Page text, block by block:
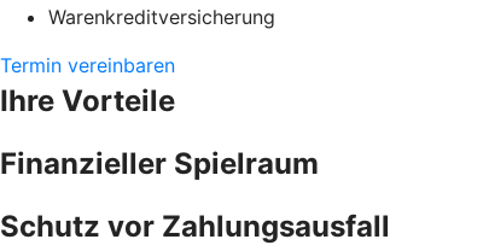
Warenkreditversicherung
Termin vereinbaren
Ihre Vorteile
Finanzieller Spielraum
Schutz vor Zahlungsausfall